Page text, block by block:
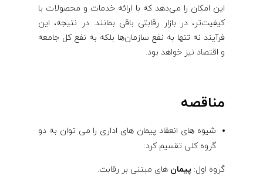
این امکان را می‌دهد که با ارائه خدمات و محصولات با
کیفیت‌تر، در بازار رقابتی باقی بمانند. در نتیجه، این
فرآیند نه تنها به نفع سازمان‌ها بلکه به نفع کل جامعه
و اقتصاد نیز خواهد بود.
مناقصه
شیوه های انعقاد پیمان های اداری را می توان به دو
گروه کلی تقسیم کرد:
گروه اول: پیمان های مبتنی بر رقابت.